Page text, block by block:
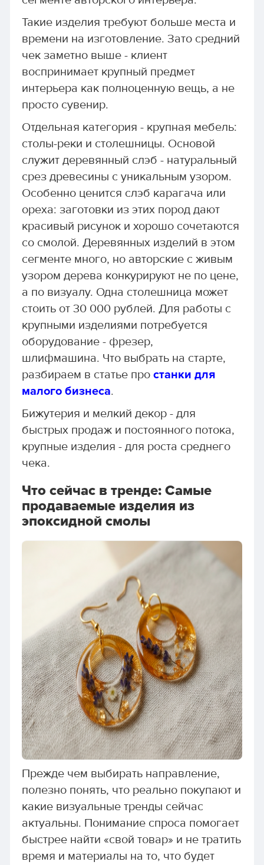
Такие изделия требуют больше места и
времени на изготовление. Зато средний
чек заметно выше - клиент
воспринимает крупный предмет
интерьера как полноценную вещь, а не
просто сувенир.
Отдельная категория - крупная мебель:
столы-реки и столешницы. Основой
служит деревянный слэб - натуральный
срез древесины с уникальным узором.
Особенно ценится слэб карагача или
ореха: заготовки из этих пород дают
красивый рисунок и хорошо сочетаются
со смолой. Деревянных изделий в этом
сегменте много, но авторские с живым
узором дерева конкурируют не по цене,
а по визуалу. Одна столешница может
стоить от 30 000 рублей. Для работы с
крупными изделиями потребуется
оборудование - фрезер,
шлифмашина. Что выбрать на старте,
разбираем в статье про станки для
малого бизнеса.
Бижутерия и мелкий декор - для
быстрых продаж и постоянного потока,
крупные изделия - для роста среднего
чека.
Что сейчас в тренде: Самые
продаваемые изделия из
эпоксидной смолы
Прежде чем выбирать направление,
полезно понять, что реально покупают и
какие визуальные тренды сейчас
актуальны. Понимание спроса помогает
быстрее найти «свой товар» и не тратить
время и материалы на то, что будет